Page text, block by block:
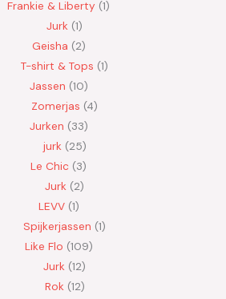
Frankie & Liberty 1
Jurk 1
Geisha 2
T-shirt & Tops 1
Jassen 10
Zomerjas 4
Jurken 33
jurk 25
Le Chic 3
Jurk 2
LEVV 1
Spijkerjassen 1
Like Flo 109
Jurk 12
Rok 12